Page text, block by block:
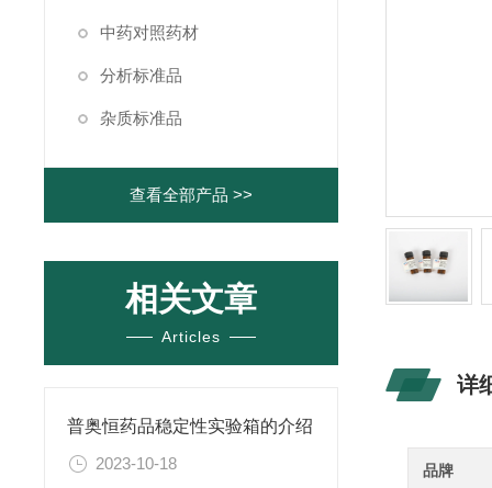
中药对照药材
分析标准品
杂质标准品
查看全部产品 >>
相关文章
Articles
普奥恒药品稳定性实验箱的介绍
2023-10-18
详
品牌